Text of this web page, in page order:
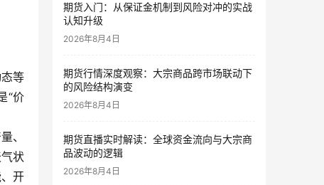
等
“价
、
状
开
期货入门：从保证金机制到风险对冲的实战
认知升级
2026年8月4日
期货行情深度观察：大宗商品跨市场联动下
的风险结构演变
2026年8月4日
期货直播实时解读：全球资金流向与大宗商
品波动的逻辑
2026年8月4日